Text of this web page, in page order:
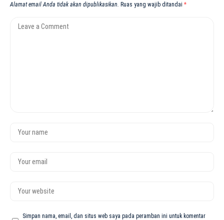
Alamat email Anda tidak akan dipublikasikan. Ruas yang wajib ditandai *
Simpan nama, email, dan situs web saya pada peramban ini untuk komentar